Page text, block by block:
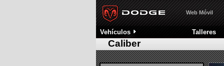
Web Móvil
Caliber
Sistema automático de
Alarma antirrobo e
Robustez estructural
Vehículos
Nitro
Avenger
Toda la gama
Concept Cars
Talleres